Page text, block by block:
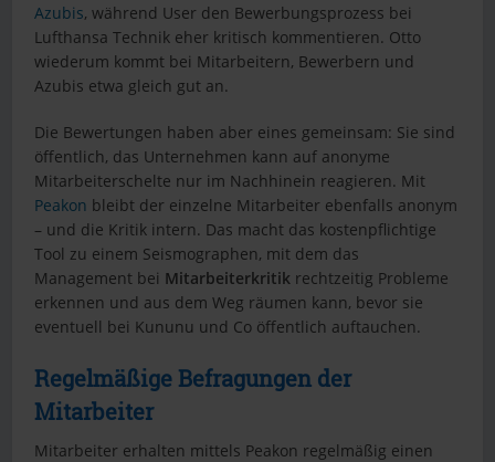
Azubis, während User den Bewerbungsprozess bei
Lufthansa Technik eher kritisch kommentieren. Otto
wiederum kommt bei Mitarbeitern, Bewerbern und
Azubis etwa gleich gut an.
Die Bewertungen haben aber eines gemeinsam: Sie sind
öffentlich, das Unternehmen kann auf anonyme
Mitarbeiterschelte nur im Nachhinein reagieren. Mit
Peakon bleibt der einzelne Mitarbeiter ebenfalls anonym
– und die Kritik intern. Das macht das kostenpflichtige
Tool zu einem Seismographen, mit dem das
Management bei Mitarbeiterkritik rechtzeitig Probleme
erkennen und aus dem Weg räumen kann, bevor sie
eventuell bei Kununu und Co öffentlich auftauchen.
Regelmäßige Befragungen der
Mitarbeiter
Mitarbeiter erhalten mittels Peakon regelmäßig einen